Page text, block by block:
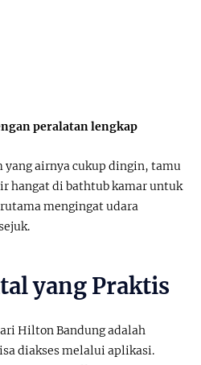
peralatan lengkap
yang airnya cukup dingin, tamu
hangat di bathtub kamar untuk
mengingat udara
yang Praktis
Hilton Bandung adalah
diakses melalui aplikasi.